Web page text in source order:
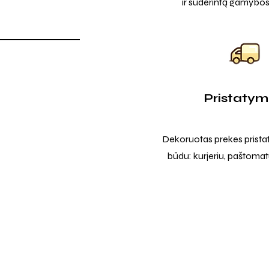
Dekoruotas prekes
būdu: kurjeriu,